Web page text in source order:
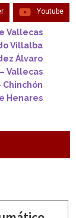
Youtube
Villalba
Álvaro
Chinchón
Henares